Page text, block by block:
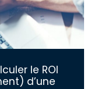
le ROI
d’une